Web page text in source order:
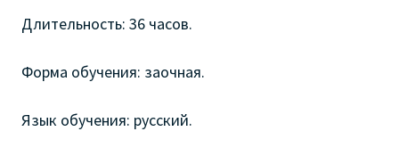
Длительность: 36 часов.
Форма обучения: заочная.
Язык обучения: русский.